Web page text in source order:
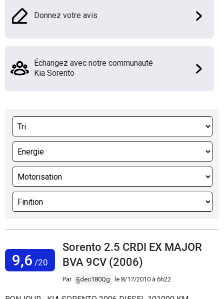
Donnez votre avis
Échangez avec notre communauté
Kia Sorento
9,6 /20
Sorento 2.5 CRDI EX MAJOR
BVA 9CV (2006)
Par §dec180Qg le 8/17/2010 à 6h22